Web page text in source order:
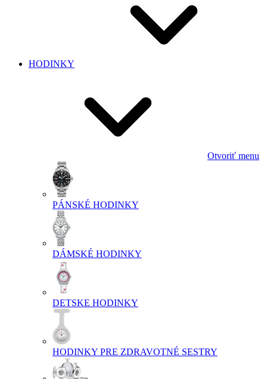
HODINKY
Otvoriť menu
PÁNSKÉ HODINKY
DÁMSKÉ HODINKY
DETSKE HODINKY
HODINKY PRE ZDRAVOTNÉ SESTRY